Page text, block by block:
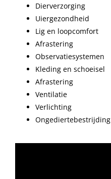
Dierverzorging
Uiergezondheid
Lig en loopcomfort
Afrastering
Observatiesystemen
Kleding en schoeisel
Afrastering
Ventilatie
Verlichting
Ongediertebestrijding